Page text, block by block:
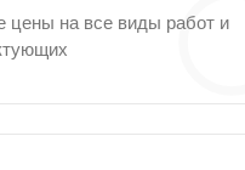
цены на все виды работ и